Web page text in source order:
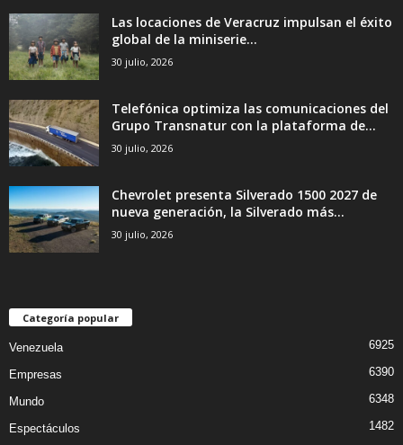
Las locaciones de Veracruz impulsan el éxito
global de la miniserie...
30 julio, 2026
Telefónica optimiza las comunicaciones del
Grupo Transnatur con la plataforma de...
30 julio, 2026
Chevrolet presenta Silverado 1500 2027 de
nueva generación, la Silverado más...
30 julio, 2026
Categoría popular
Venezuela 6925
Empresas 6390
Mundo 6348
Espectáculos 1482